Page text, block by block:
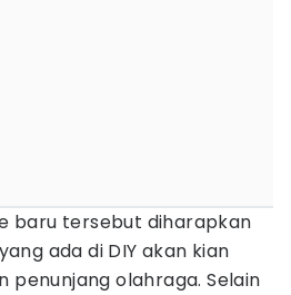
baru tersebut diharapkan
ada di DIY akan kian
penunjang olahraga. Selain